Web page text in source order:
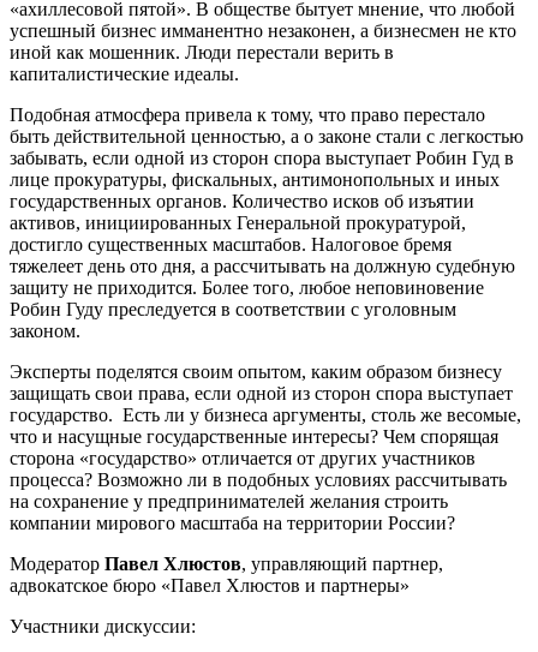
«ахиллесовой пятой». В обществе бытует мнение, что любой
успешный бизнес имманентно незаконен, а бизнесмен не кто
иной как мошенник. Люди перестали верить в
капиталистические идеалы.
Подобная атмосфера привела к тому, что право перестало
быть действительной ценностью, а о законе стали с легкостью
забывать, если одной из сторон спора выступает Робин Гуд в
лице прокуратуры, фискальных, антимонопольных и иных
государственных органов. Количество исков об изъятии
активов, инициированных Генеральной прокуратурой,
достигло существенных масштабов. Налоговое бремя
тяжелеет день ото дня, а рассчитывать на должную судебную
защиту не приходится. Более того, любое неповиновение
Робин Гуду преследуется в соответствии с уголовным
законом.
Эксперты поделятся своим опытом, каким образом бизнесу
защищать свои права, если одной из сторон спора выступает
государство. Есть ли у бизнеса аргументы, столь же весомые,
что и насущные государственные интересы? Чем спорящая
сторона «государство» отличается от других участников
процесса? Возможно ли в подобных условиях рассчитывать
на сохранение у предпринимателей желания строить
компании мирового масштаба на территории России?
Модератор Павел Хлюстов, управляющий партнер,
адвокатское бюро «Павел Хлюстов и партнеры»
Участники дискуссии: